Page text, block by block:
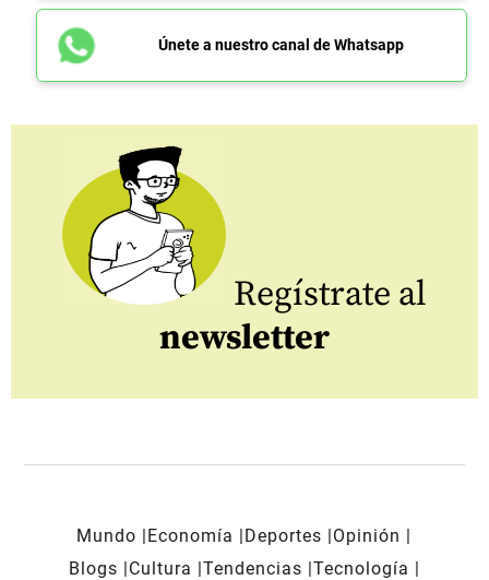
Únete a nuestro canal de Whatsapp
Regístrate al
newsletter
Mundo Economía Deportes
Opinión
Blogs
Cultura Tendencias Tecnología